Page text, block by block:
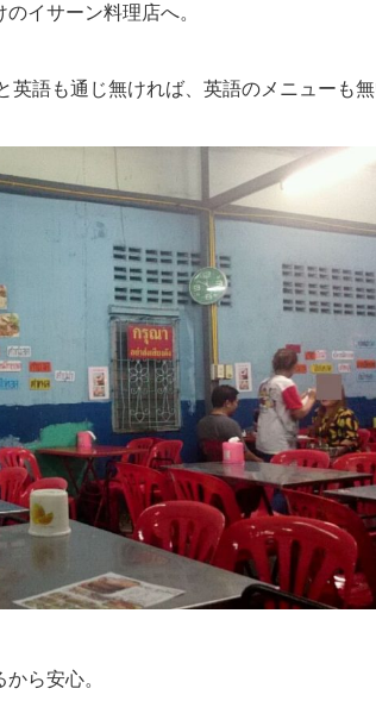
イサーン料理店へ。
語も通じ無ければ、英語のメニューも無
ら安心。